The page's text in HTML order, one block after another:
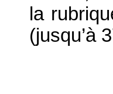
la
(jusqu’à